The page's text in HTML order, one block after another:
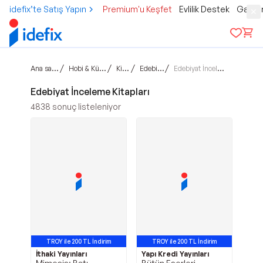
idefix’te Satış Yapın Premium'u Keşfet Evlilik Destek
Ana sayfa / Hobi & Kültür / Kitap / Edebiyat / Edebiyat İnceleme
Edebiyat İnceleme Kitapları
4838 sonuç listeleniyor
TROY ile 200 TL İndirim
İthaki Yayınları
TROY ile 200 TL İndirim
Yapı Kredi Yayınları